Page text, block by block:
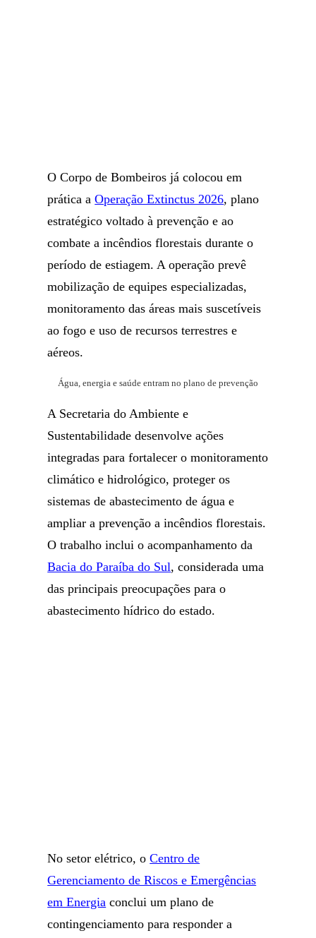
O Corpo de Bombeiros já colocou em
prática aOperação Extinctus 2026, plano
estratégico voltado à prevenção e ao
combate a incêndios florestais durante o
período de estiagem. A operação prevê
mobilização de equipes especializadas,
monitoramento das áreas mais suscetíveis
ao fogo e uso de recursos terrestres e
aéreos.
Água, energia e saúde entram no plano de prevenção
A Secretaria do Ambiente e
Sustentabilidade desenvolve ações
integradas para fortalecer o monitoramento
climático e hidrológico, proteger os
sistemas de abastecimento de água e
ampliar a prevenção a incêndios florestais.
O trabalho inclui o acompanhamento da
Bacia do Paraíba do Sul, considerada uma
das principais preocupações para o
abastecimento hídrico do estado.
No setor elétrico, oCentro de
Gerenciamento de Riscos e Emergências
em Energia conclui um plano de
contingenciamento para responder a